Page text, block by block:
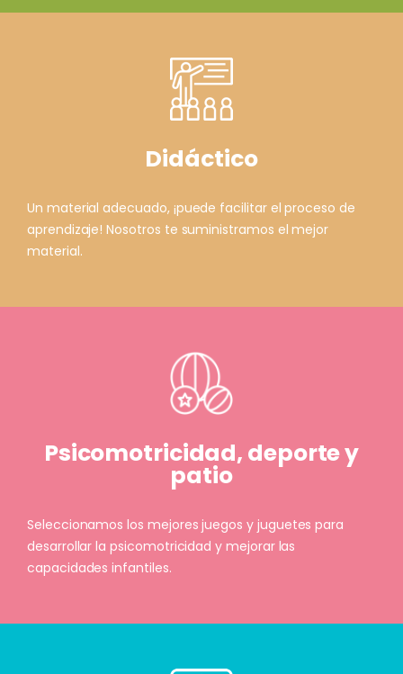
Didáctico
Un material adecuado, ¡puede facilitar el proceso de
aprendizaje! Nosotros te suministramos el mejor
material.
Psicomotricidad, deporte y
patio
Seleccionamos los mejores juegos y juguetes para
desarrollar la psicomotricidad y mejorar las
capacidades infantiles.